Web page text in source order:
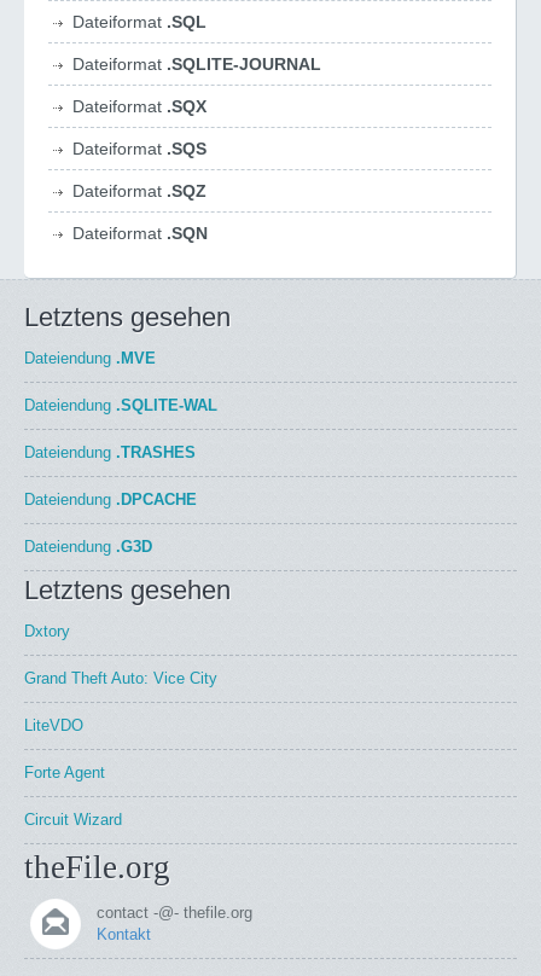
Dateiformat .SQL
Dateiformat .SQLITE-JOURNAL
Dateiformat .SQX
Dateiformat .SQS
Dateiformat .SQZ
Dateiformat .SQN
Letztens gesehen
Dateiendung .MVE
Dateiendung .SQLITE-WAL
Dateiendung .TRASHES
Dateiendung .DPCACHE
Dateiendung .G3D
Letztens gesehen
Dxtory
Grand Theft Auto: Vice City
LiteVDO
Forte Agent
Circuit Wizard
theFile.org
contact -@- thefile.org
Kontakt